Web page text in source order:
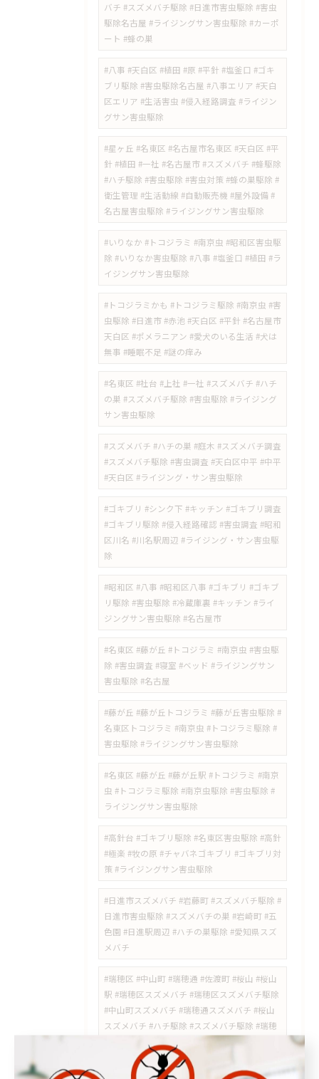
バチ #スズメバチ駆除 #日進市害虫駆除 #害虫
駆除名古屋 #ライジングサン害虫駆除 #カーポ
ート #蜂の巣
#八事 #天白区 #植田 #原 #平針 #塩釜口 #ゴキ
ブリ駆除 #害虫駆除名古屋 #八事エリア #天白
区エリア #生活害虫 #侵入経路調査 #ライジン
グサン害虫駆除
#星ヶ丘 #名東区 #名古屋市名東区 #天白区 #平
針 #植田 #一社 #名古屋市 #スズメバチ #蜂駆除
#ハチ駆除 #害虫駆除 #害虫対策 #蜂の巣駆除 #
衛生管理 #生活動線 #自動販売機 #屋外設備 #
名古屋害虫駆除 #ライジングサン害虫駆除
#いりなか #トコジラミ #南京虫 #昭和区害虫駆
除 #いりなか害虫駆除 #八事 #塩釜口 #植田 #ラ
イジングサン害虫駆除
​#トコジラミかも #トコジラミ駆除 #南京虫 #害
虫駆除 #日進市 #赤池 #天白区 #平針 #名古屋市
天白区 #ポメラニアン #愛犬のいる生活 #犬は
無事 #睡眠不足 #謎の痒み
#名東区 #社台 #上社 #一社 #スズメバチ #ハチ
の巣 #スズメバチ駆除 #害虫駆除 #ライジング
サン害虫駆除
#スズメバチ #ハチの巣 #庭木 #スズメバチ調査
#スズメバチ駆除 #害虫調査 #天白区中平 #中平
#天白区 #ライジング・サン害虫駆除
#ゴキブリ #シンク下 #キッチン #ゴキブリ調査
#ゴキブリ駆除 #侵入経路確認 #害虫調査 #昭和
区川名 #川名駅周辺 #ライジング・サン害虫駆
除
#昭和区 #八事 #昭和区八事 #ゴキブリ #ゴキブ
リ駆除 #害虫駆除 #冷蔵庫裏 #キッチン #ライ
ジングサン害虫駆除 #名古屋市
#名東区 #藤が丘 #トコジラミ #南京虫 #害虫駆
除 #害虫調査 #寝室 #ベッド #ライジングサン
害虫駆除 #名古屋
#藤が丘 #藤が丘トコジラミ #藤が丘害虫駆除 #
名東区トコジラミ #南京虫 #トコジラミ駆除 #
害虫駆除 #ライジングサン害虫駆除
#名東区 #藤が丘 #藤が丘駅 #トコジラミ #南京
虫 #トコジラミ駆除 #南京虫駆除 #害虫駆除 #
ライジングサン害虫駆除
#高針台 #ゴキブリ駆除 #名東区害虫駆除 #高針
#極楽 #牧の原 #チャバネゴキブリ #ゴキブリ対
策 #ライジングサン害虫駆除
#日進市スズメバチ #岩藤町 #スズメバチ駆除 #
日進市害虫駆除 #スズメバチの巣 #岩崎町 #五
色園 #日進駅周辺 #ハチの巣駆除 #愛知県スズ
メバチ
#瑞穂区 #中山町 #瑞穂通 #佐渡町 #桜山 #桜山
駅 #瑞穂区スズメバチ #瑞穂区スズメバチ駆除
#中山町スズメバチ #瑞穂通スズメバチ #桜山
スズメバチ #ハチ駆除 #スズメバチ駆除 #瑞穂
区害虫駆除 #ライジングサン害虫駆除
#瑞穂区スズメバチ #岳見町スズメバチ #岳見